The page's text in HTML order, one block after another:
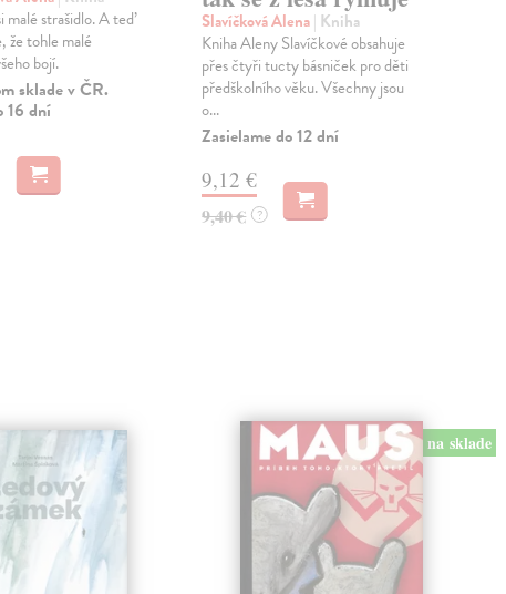
malé strašidlo. A teď
že tohle malé
bojí.
sklade v ČR.
16 dní
Slavíčková Alena| Kniha
Kniha Aleny Slavíčkové obsahuje
přes čtyři tucty básniček pro děti
předškolního věku. Všechny jsou
o...
Zasielame do 12 dní
9,12 €
9,40 € ?
na sklade